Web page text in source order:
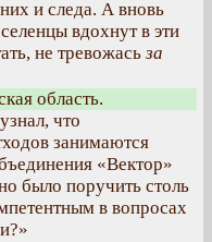
и следа. А вновь
вдохнут в эти
не тревожась за
область.
что
занимаются
«Вектор»
было поручить столь
в вопросах